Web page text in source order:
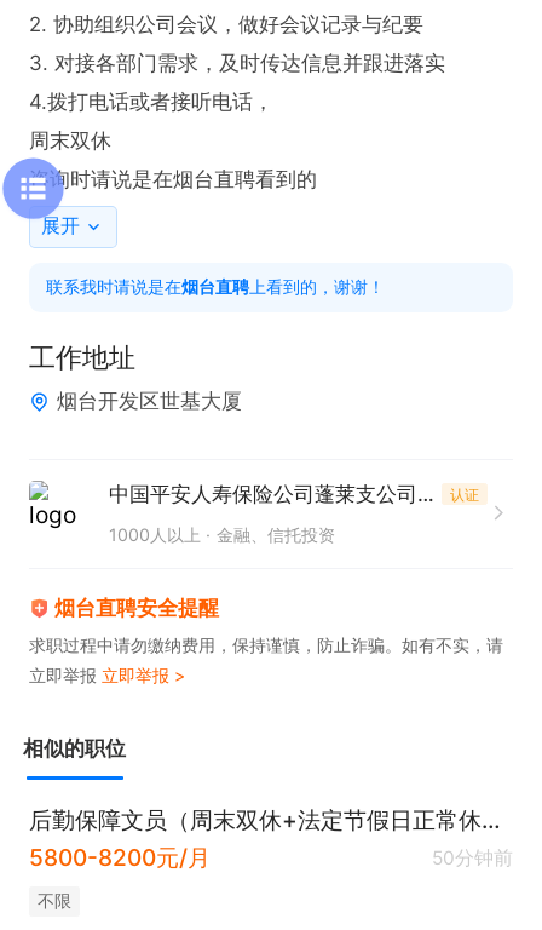
2. 协助组织公司会议，做好会议记录与纪要
3. 对接各部门需求，及时传达信息并跟进落实
4.拨打电话或者接听电话，
周末双休
咨询时请说是在烟台直聘看到的
展开
联系我时请说是在烟台直聘 上看到的，谢谢！
工作地址
烟台开发区世基大厦
中国平安人寿保险公司蓬莱支公司开发区分部 认证
1000人以上 金融、信托投资
烟台直聘安全提醒
求职过程中请勿缴纳费用，保持谨慎，防止诈骗。如有不实，请
立即举报 立即举报 >
相似的职位
后勤保障文员（周末双休+法定节假日正常休+五险二金）
5800-8200元/月
50分钟前
不限